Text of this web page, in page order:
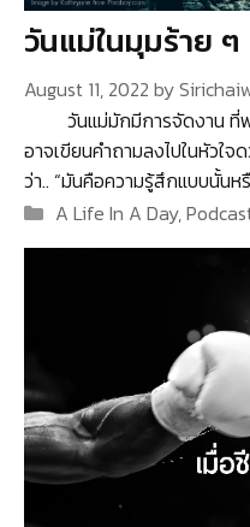
วันแม่ในมุมร้าย ๆ
August 11, 2022 by
วันแม่มักมีการจัดงาน ที่
อาจเขียนคำถามลงไปในหัวใ
ว่า.. “มันคือความรู้สึกแบบนั้นห
Categories
A Life In A Day,